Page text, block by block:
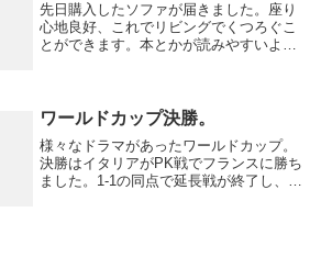
先日購入したソファが届きました。座り
心地良好、これでリビングでくつろぐこ
とができます。本とかが読みやすいよう
ワールドカップ決勝。
様々なドラマがあったワールドカップ。
決勝はイタリアがPK戦でフランスに勝ち
ました。1-1の同点で延長戦が終了し、